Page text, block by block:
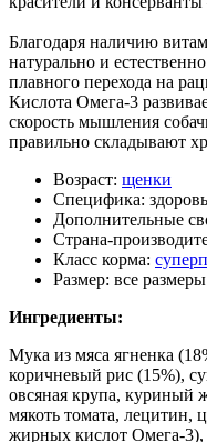
Благодаря наличию
натурально и
плавного перехода на
Кислота Омега-3
скорость мышления
правильно складывают
Возраст: щенки
Специфика:
Дополнительные
Страна-
Класс корма:
Размер: все размеры
Ингредиенты:
Мука из мяса ягненка
коричневый рис (15%),
овсяная крупа, куриный
мякоть томата, лецитин,
жирных кислот Омега-3),